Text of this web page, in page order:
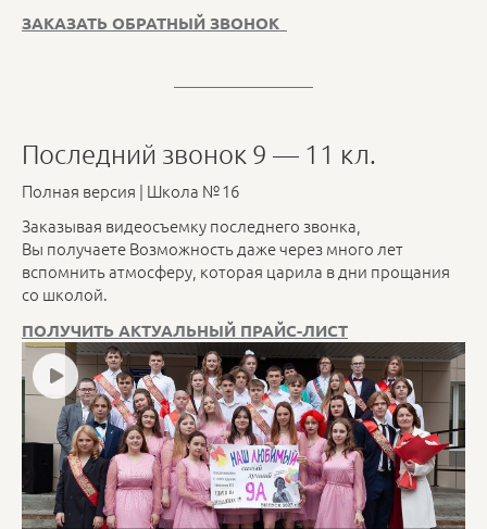
ЗАКАЗАТЬ ОБРАТНЫЙ ЗВОНОК
Последний звонок 9 — 11 кл.
Полная версия | Школа № 16
Заказывая видеосъемку последнего звонка,
Вы получаете Возможность даже через много лет
вспомнить атмосферу, которая царила в дни прощания
со школой.
ПОЛУЧИТЬ АКТУАЛЬНЫЙ ПРАЙС-ЛИСТ